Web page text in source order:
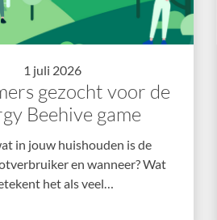
1 juli 2026
gezocht voor de
Beehive game
in jouw huishouden is de
en wanneer? Wat
het als veel…